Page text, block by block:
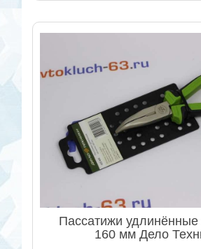
Пассатижи удлинённые
160 мм Дело